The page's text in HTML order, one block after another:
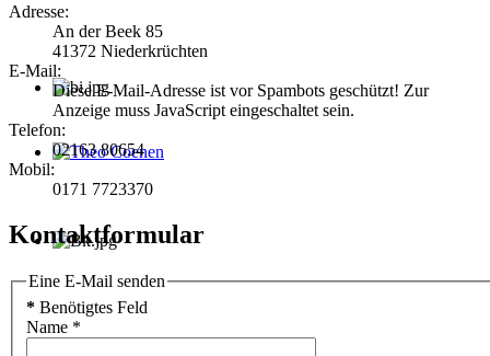
Theo Coenen
Adresse:
An der Beek 85
41372 Niederkrüchten
E-Mail:
Diese E-Mail-Adresse ist vor Spambots geschützt! Zur
Anzeige muss JavaScript eingeschaltet sein.
Telefon:
02163 80654
Mobil:
0171 7723370
Kontaktformular
Eine E-Mail senden
* Benötigtes Feld
Name *